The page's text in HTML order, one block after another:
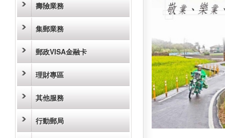
壽險業務
集郵業務
郵政VISA金融卡
理財專區
其他服務
行動郵局